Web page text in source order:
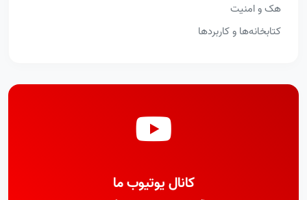
هک و امنیت
کتابخانه‌ها و کاربردها
کانال یوتیوب ما